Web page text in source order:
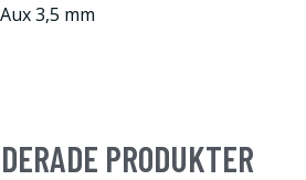
3,5 mm
PRODUKTER